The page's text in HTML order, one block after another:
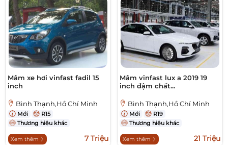
Mâm xe hơi vinfast fadil 15
inch
Bình Thạnh,Hồ Chí Minh
Mới
R15
Thương hiệu khác
Xem thêm 7 Triệu
Mâm vinfast lux a 2019 19
inch đậm chất...
Bình Thạnh,Hồ Chí Minh
Mới
R19
Thương hiệu khác
Xem thêm 21 Triệu